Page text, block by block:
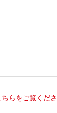
らをご覧くだ